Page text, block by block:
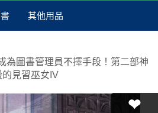
其他用品
為圖書管理員不擇手段！第二部神
的見習巫女IV